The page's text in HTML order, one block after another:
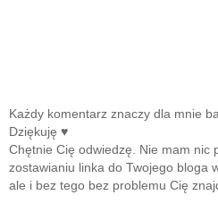
Każdy komentarz znaczy dla mnie
Dziękuję ♥
Chętnie Cię odwiedzę. Nie mam nic
zostawianiu linka do Twojego bloga
ale i bez tego bez problemu Cię